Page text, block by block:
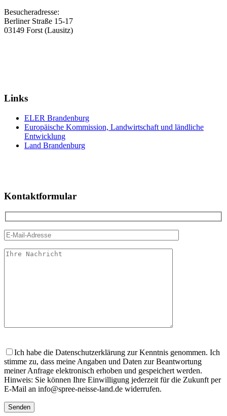
Besucheradresse:
Berliner Straße 15-17
03149 Forst (Lausitz)
Links
ELER Brandenburg
Europäische Kommission, Landwirtschaft und ländliche
Entwicklung
Land Brandenburg
Kontaktformular
lasse
dieses
Feld
leer.
Ich habe die Datenschutzerklärung zur Kenntnis genommen. Ich
stimme zu, dass meine Angaben und Daten zur Beantwortung
meiner Anfrage elektronisch erhoben und gespeichert werden.
Hinweis: Sie können Ihre Einwilligung jederzeit für die Zukunft per
E-Mail an info@spree-neisse-land.de widerrufen.